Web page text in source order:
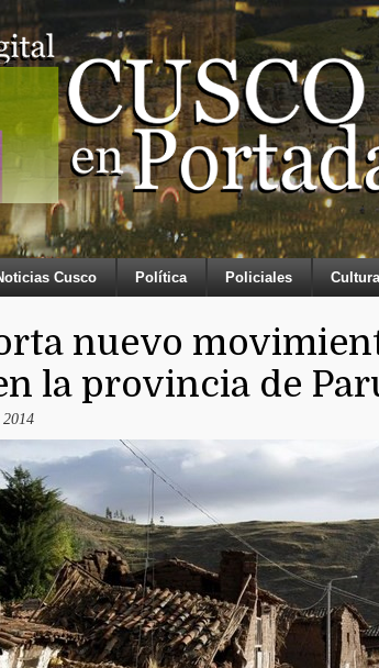
Cusco Política Policiales Cultura
nuevo
la provincia de
2014